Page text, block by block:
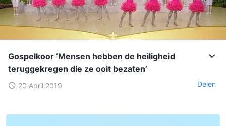
Gospelkoor ‘Mensen hebben de heiligheid
teruggekregen die ze ooit bezaten’
20 April 2019 Delen